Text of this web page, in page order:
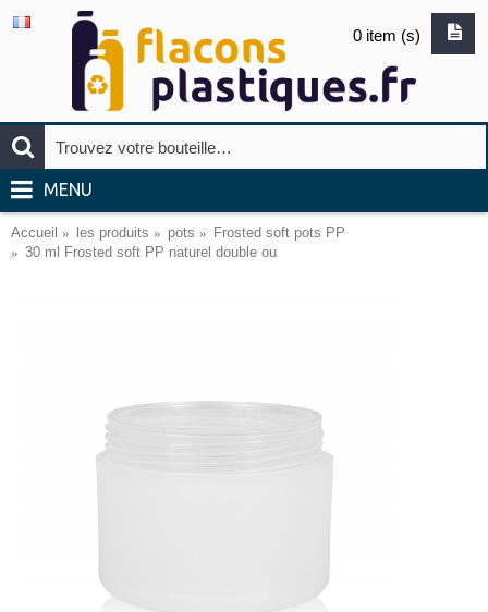
0 item (s)
MENU
Accueil les produits pots
Frosted soft pots PP
30 ml Frosted soft PP naturel double ou